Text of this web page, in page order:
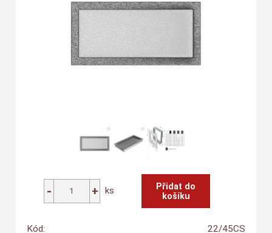
ks
Kód:
22/45CS